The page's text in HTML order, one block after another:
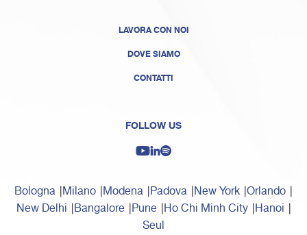
LAVORA CON NOI
DOVE SIAMO
CONTATTI
FOLLOW US
Bologna Milano Modena Padova New York Orlando
New Delhi Bangalore Pune Ho Chi Minh City Hanoi
Seul